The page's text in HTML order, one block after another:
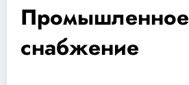
Промышленное
снабжение